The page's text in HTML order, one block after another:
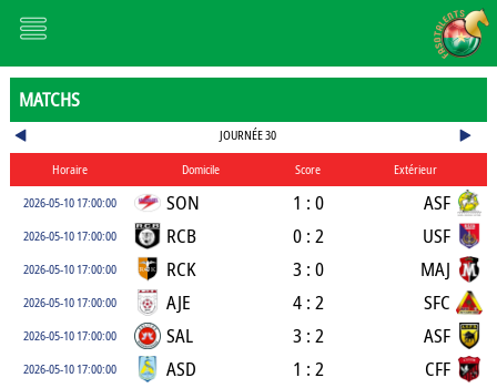
MATCHS
JOURNÉE 30
Horaire Domicile Score
Extérieur
2026-05-10 17:00:00
SON 1 : 0 ASF
2026-05-10 17:00:00 RCB 0 : 2 USF
2026-05-10 17:00:00 RCK 3 : 0 MAJ
2026-05-10 17:00:00 AJE 4 : 2 SFC
2026-05-10 17:00:00 SAL 3 : 2 ASF
2026-05-10 17:00:00 ASD 1 : 2 CFF